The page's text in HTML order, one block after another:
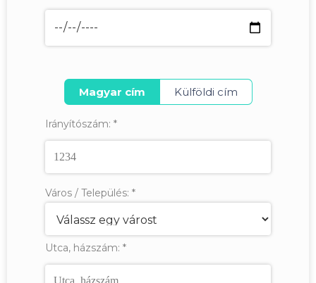
Magyar cím Külföldi cím
Irányítószám: *
Város / Település: *
Utca, házszám: *